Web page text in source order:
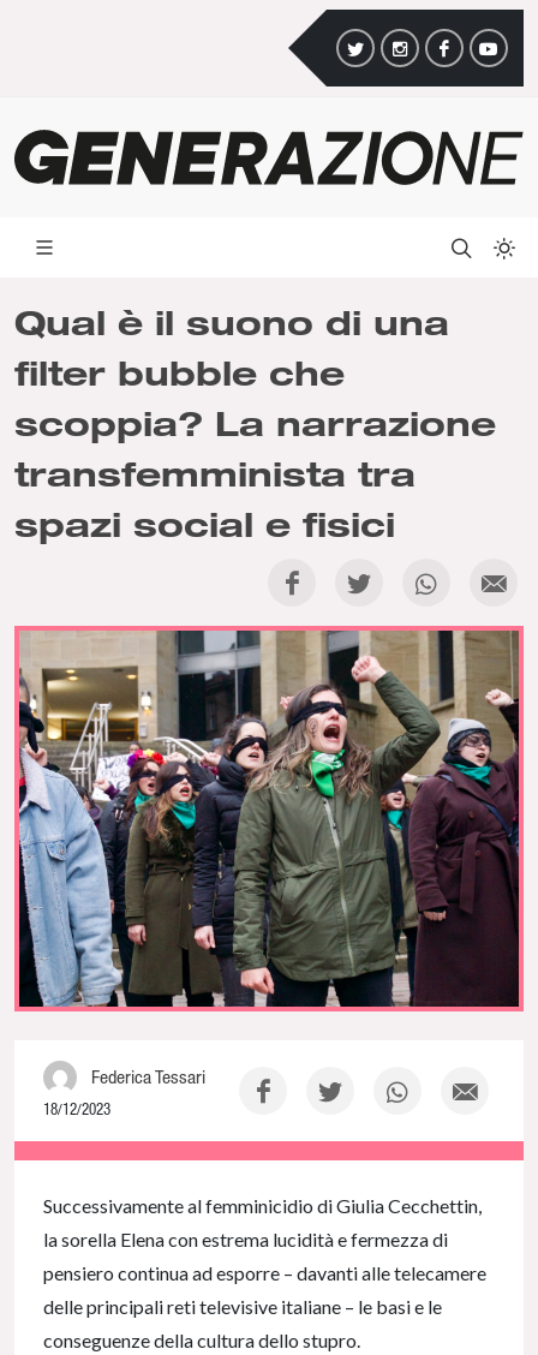
Qual è il suono di una
filter bubble che
scoppia? La narrazione
transfemminista tra
spazi social e fisici
Federica Tessari
18/12/2023
NaN% Complete
Successivamente al femminicidio di Giulia Cecchettin,
la sorella Elena con estrema lucidità e fermezza di
pensiero continua ad esporre – davanti alle telecamere
delle principali reti televisive italiane – le basi e le
conseguenze della cultura dello stupro.